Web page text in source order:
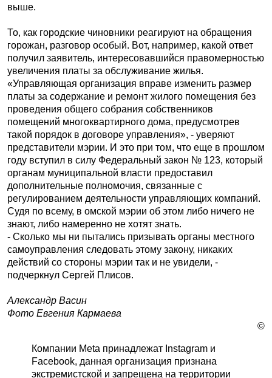
выше.
То, как городские чиновники реагируют на обращения
горожан, разговор особый. Вот, например, какой ответ
получил заявитель, интересовавшийся правомерностью
увеличения платы за обслуживание жилья.
«Управляющая организация вправе изменить размер
платы за содержание и ремонт жилого помещения без
проведения общего собрания собственников
помещений многоквартирного дома, предусмотрев
такой порядок в договоре управления», - уверяют
представители мэрии. И это при том, что еще в прошлом
году вступил в силу Федеральный закон № 123, который
органам муниципальной власти предоставил
дополнительные полномочия, связанные с
регулированием деятельности управляющих компаний.
Судя по всему, в омской мэрии об этом либо ничего не
знают, либо намеренно не хотят знать.
- Сколько мы ни пытались призывать органы местного
самоуправления следовать этому закону, никаких
действий со стороны мэрии так и не увидели, -
подчеркнул Сергей Плисов.
Александр Васин
Фото Евгения Кармаева
©
Компании Meta принадлежат Instagram и
Facebook, данная организация признана
экстремистской и запрещена на территории